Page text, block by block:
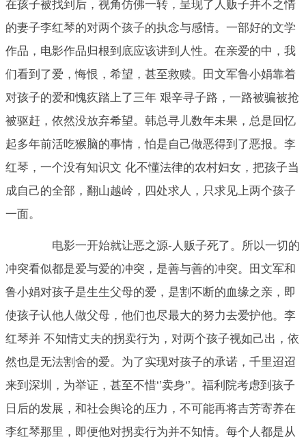
在孩子被找到后，视角仿佛一转，呈现了人贩子并不之情
的妻子李红琴的对两个孩子的执念与感情。一部好的文学
作品，电影作品归根到底应该讲到人性。在亲爱的中，我
们看到了爱，悔恨，希望，甚至救赎。田文军鲁小娟靠着
对孩子的爱和愧疚踏上了三年 艰辛寻子路，一路被骗被抢
被驱赶，依然没放弃希望。韩总寻儿数年未果，总是回忆
起多年前活吃猴脑的事情，怕是自己做恶得到了恶报。李
红琴，一个没有知识文 化不懂法律的农村妇女，把孩子当
成自己的全部，翻山越岭，四处求人，只求见上两个孩子
一面。
电影一开始就让恶之源-人贩子死了。所以一切的
冲突看似都是爱与爱的冲突，是善与善的冲突。田文军和
鲁小娟对孩子是生生父母的爱，是割不断的血缘之亲，即
使孩子认他人做父母，他们也尽最大的努力去爱护他。李
红琴并 不知情丈夫的拐卖行为，对两个孩子视如己出，依
然也是无法割舍的爱。为了实现对孩子的承诺，千里迢迢
来到深圳，为举证，甚至不惜‘’卖身‘’。福利院考虑到孩子
日后的发展，和社会舆论的压力，不可能再将吉芳寄养在
李红琴那里，即便他对拐卖行为并不知情。每个人都是从